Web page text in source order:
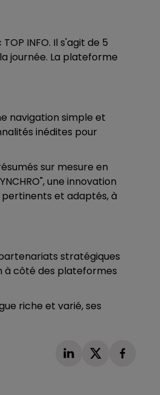
INFO. Il s'agit de 5
journée. La plateforme
navigation simple et
inédites pour
sur mesure en
une innovation
et adaptés, à
stratégiques
à côté des plateformes
riche et varié, ses